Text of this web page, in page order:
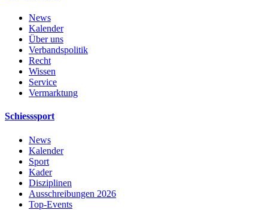
News
Kalender
Über uns
Verbandspolitik
Recht
Wissen
Service
Vermarktung
Schiesssport
News
Kalender
Sport
Kader
Disziplinen
Ausschreibungen 2026
Top-Events